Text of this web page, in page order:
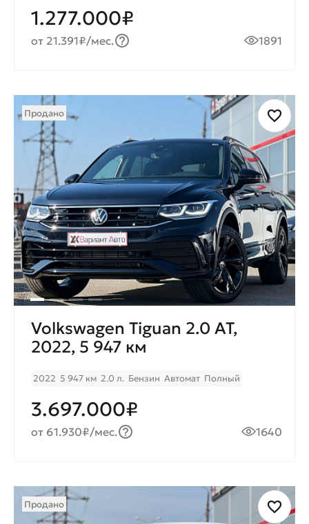
1.277.000₽
от 21.391₽/мес. 1891
Продано
Volkswagen Tiguan 2.0 AT,
2022, 5 947 км
2022 5 947 км 2.0 л. Бензин Автомат Полный
3.697.000₽
от 61.930₽/мес. 1640
Продано